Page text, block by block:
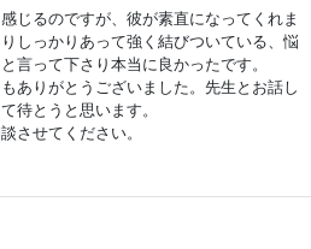
じるのですが、彼が素直になってくれま
しっかりあって強く結びついている、悩
言って下さり本当に良かったです。
ありがとうございました。先生とお話し
待とうと思います。
させてください。